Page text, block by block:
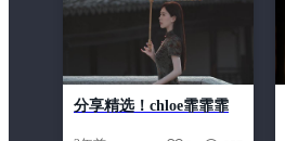
分享精选！chloe霏霏霏